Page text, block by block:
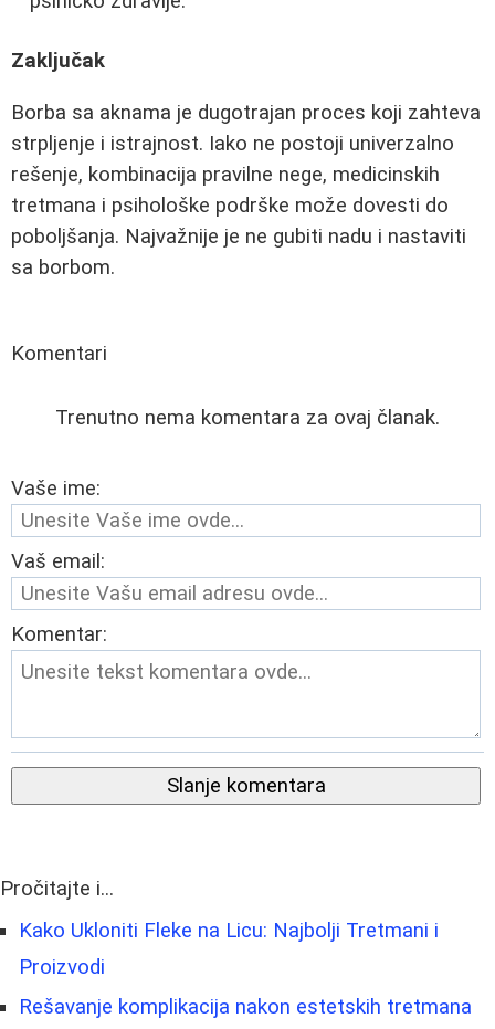
Zaključak
Borba sa aknama je dugotrajan proces koji zahteva
strpljenje i istrajnost. Iako ne postoji univerzalno
rešenje, kombinacija pravilne nege, medicinskih
tretmana i psihološke podrške može dovesti do
poboljšanja. Najvažnije je ne gubiti nadu i nastaviti
sa borbom.
Komentari
Trenutno nema komentara za ovaj članak.
Vaše ime:
Vaš email:
Komentar:
Slanje komentara
Pročitajte i...
Kako Ukloniti Fleke na Licu: Najbolji Tretmani i
Proizvodi
Rešavanje komplikacija nakon estetskih tretmana